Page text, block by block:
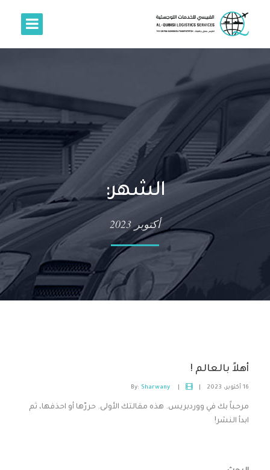
الشهر:
أكتوبر 2023
أهلاً بالعالم !
16 أكتوبر، 2023 Sharwany
مرحباً بك في ووردبريس. هذه مقالتك الأولى. حررّها أو احذفها، ثم
ابدأ النشر!